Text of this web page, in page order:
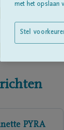
PYRA
met het opslaan
Stel